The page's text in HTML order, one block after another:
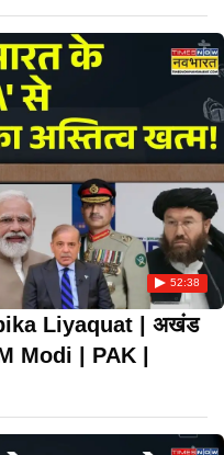
52:38
Liyaquat | अखंड